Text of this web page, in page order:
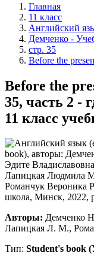
Главная
11 класс
Английский
Демченко -
стр. 35
Before the
Before the
35, часть 2 -
11 класс
Авторы: Демченко
Лапицкая Л. М.,
Тип: Student's book